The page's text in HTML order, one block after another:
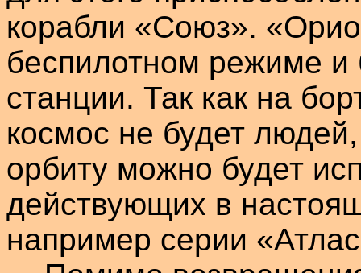
корабли «Союз».
беспилотном режиме и
станции. Так как на
космос не будет
орбиту можно будет
действующих в
например серии «Атлас